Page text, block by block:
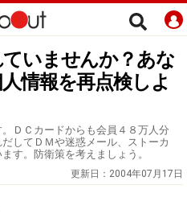
いませんか？あな
情報を再点検しよ
ＤＣカードからも会員４８万人分
してＤＭや迷惑メール、ストーカ
す。防衛策を考えましょう。
更新日： 2004年07月17日